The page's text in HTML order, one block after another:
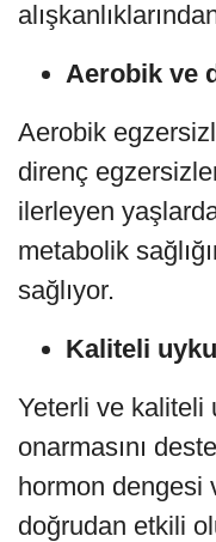
Aerobik ve
Aerobik
direnç
ilerleyen
metabolik
sağlıyor.
Kaliteli uyku
Yeterli ve kaliteli
onarmasını
hormon dengesi
doğrudan etkili